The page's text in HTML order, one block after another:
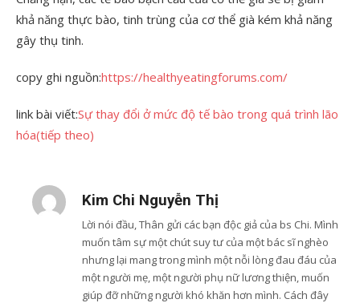
khả năng thực bào, tinh trùng của cơ thể già kém khả năng
gây thụ tinh.
copy ghi nguồn:https://healthyeatingforums.com/
link bài viết:Sự thay đổi ở mức độ tế bào trong quá trình lão
hóa(tiếp theo)
Kim Chi Nguyễn Thị
Lời nói đầu, Thân gửi các bạn độc giả của bs Chi. Mình
muốn tâm sự một chút suy tư của một bác sĩ nghèo
nhưng lại mang trong mình một nỗi lòng đau đáu của
một người mẹ, một người phụ nữ lương thiện, muốn
giúp đỡ những người khó khăn hơn mình. Cách đây